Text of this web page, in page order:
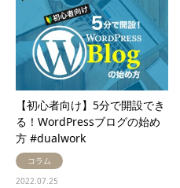
【初心者向け】5分で開設でき
る！WordPressブログの始め
方 #dualwork
コラム
2022.07.25